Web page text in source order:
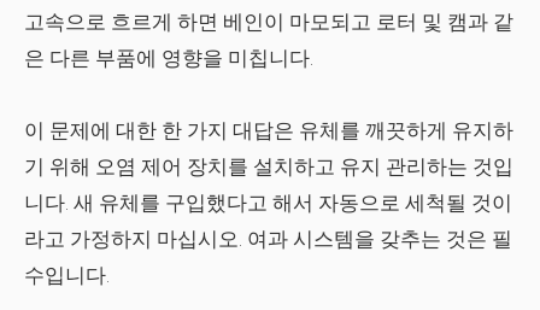
고속으로 흐르게 하면 베인이 마모되고 로터 및 캠과 같
은 다른 부품에 영향을 미칩니다.
이 문제에 대한 한 가지 대답은 유체를 깨끗하게 유지하
기 위해 오염 제어 장치를 설치하고 유지 관리하는 것입
니다. 새 유체를 구입했다고 해서 자동으로 세척될 것이
라고 가정하지 마십시오. 여과 시스템을 갖추는 것은 필
수입니다.